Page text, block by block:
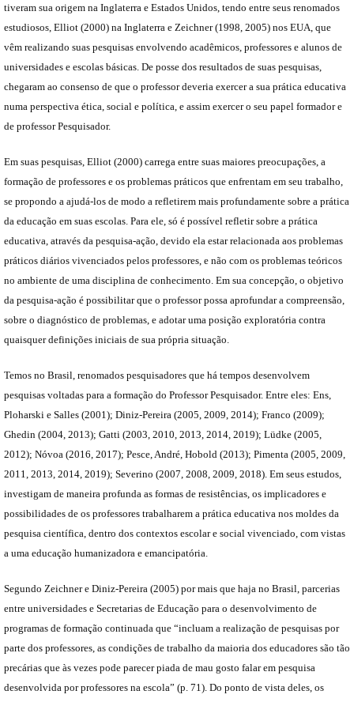
tiveram sua origem na Inglaterra e Estados Unidos, tendo entre seus renomados
estudiosos, Elliot (2000) na Inglaterra e Zeichner (1998, 2005) nos EUA, que
vêm realizando suas pesquisas envolvendo acadêmicos, professores e alunos de
universidades e escolas básicas. De posse dos resultados de suas pesquisas,
chegaram ao consenso de que o professor deveria exercer a sua prática educativa
numa perspectiva ética, social e política, e assim exercer o seu papel formador e
de professor Pesquisador.
Em suas pesquisas, Elliot (2000) carrega entre suas maiores preocupações, a
formação de professores e os problemas práticos que enfrentam em seu trabalho,
se propondo a ajudá-los de modo a refletirem mais profundamente sobre a prática
da educação em suas escolas. Para ele, só é possível refletir sobre a prática
educativa, através da pesquisa-ação, devido ela estar relacionada aos problemas
práticos diários vivenciados pelos professores, e não com os problemas teóricos
no ambiente de uma disciplina de conhecimento. Em sua concepção, o objetivo
da pesquisa-ação é possibilitar que o professor possa aprofundar a compreensão,
sobre o diagnóstico de problemas, e adotar uma posição exploratória contra
quaisquer definições iniciais de sua própria situação.
Temos no Brasil, renomados pesquisadores que há tempos desenvolvem
pesquisas voltadas para a formação do Professor Pesquisador. Entre eles: Ens,
Ploharski e Salles (2001); Diniz-Pereira (2005, 2009, 2014); Franco (2009);
Ghedin (2004, 2013); Gatti (2003, 2010, 2013, 2014, 2019); Lüdke (2005,
2012); Nóvoa (2016, 2017); Pesce, André, Hobold (2013); Pimenta (2005, 2009,
2011, 2013, 2014, 2019); Severino (2007, 2008, 2009, 2018). Em seus estudos,
investigam de maneira profunda as formas de resistências, os implicadores e
possibilidades de os professores trabalharem a prática educativa nos moldes da
pesquisa científica, dentro dos contextos escolar e social vivenciado, com vistas
a uma educação humanizadora e emancipatória.
Segundo Zeichner e Diniz-Pereira (2005) por mais que haja no Brasil, parcerias
entre universidades e Secretarias de Educação para o desenvolvimento de
programas de formação continuada que “incluam a realização de pesquisas por
parte dos professores, as condições de trabalho da maioria dos educadores são tão
precárias que às vezes pode parecer piada de mau gosto falar em pesquisa
desenvolvida por professores na escola” (p. 71). Do ponto de vista deles, os